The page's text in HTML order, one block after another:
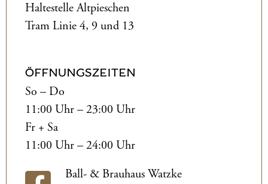
Haltestelle Altpieschen
Tram Linie 4, 9 und 13
ÖFFNUNGSZEITEN
So – Do
11:00 Uhr – 23:00 Uhr
Fr + Sa
11:00 Uhr – 24:00 Uhr
Ball- & Brauhaus Watzke